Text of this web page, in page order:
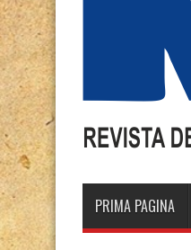
PRIMA PAGINA